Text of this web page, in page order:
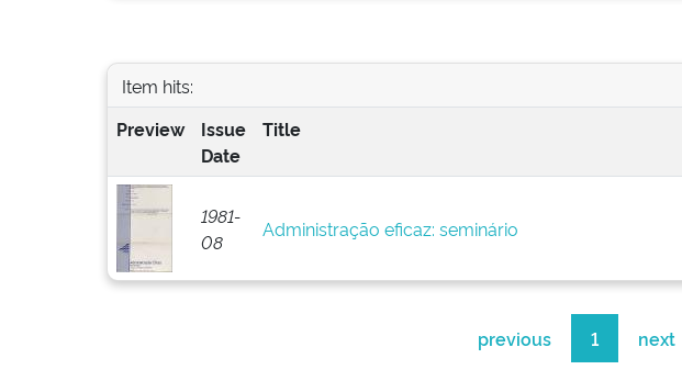
Item hits:
Preview
Issue
Date
Title
1981-
08
Administração eficaz: seminário
previous 1 next